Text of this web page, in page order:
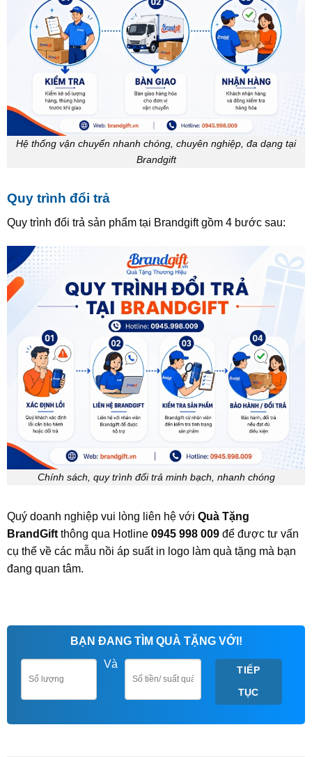
Hệ thống vận chuyển nhanh chóng, chuyên nghiệp, đa dạng tại
Brandgift
Quy trình đổi trả
Quy trình đổi trả sản phẩm tại Brandgift gồm 4 bước sau:
Chính sách, quy trình đổi trả minh bạch, nhanh chóng
Quý doanh nghiệp vui lòng liên hệ với Quà Tặng
BrandGiftthông qua Hotline 0945 998 009để được tư vấn
cụ thể về các mẫu nồi áp suất in logo làm quà tặng mà bạn
đang quan tâm.
BẠN ĐANG TÌM QUÀ TẶNG VỚI!
Và
TIẾP
TỤC